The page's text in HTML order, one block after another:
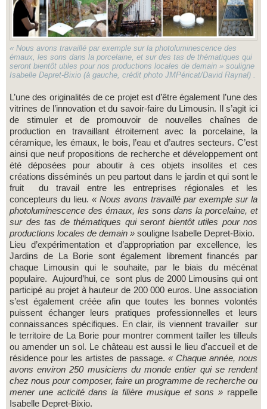
« Nous avons travaillé par exemple sur la photoluminescence des
émaux, les sons dans la porcelaine, et sur des tas de thématiques qui
seront bientôt utiles pour nos productions locales de demain » souligne
Isabelle Depret-Bixio (à gauche, crédit photo JMPéricat/David Raynal) .
L’une des originalités de ce projet est d’être également l’une des
vitrines de l’innovation et du savoir-faire du Limousin. Il s’agit ici
de stimuler et de promouvoir de nouvelles chaînes de
production en travaillant étroitement avec la porcelaine, la
céramique, les émaux, le bois, l’eau et d’autres secteurs. C’est
ainsi que neuf propositions de recherche et développement ont
été déposées pour aboutir à ces objets insolites et ces
créations disséminés un peu partout dans le jardin et qui sont le
fruit du travail entre les entreprises régionales et les
concepteurs du lieu.« Nous avons travaillé par exemple sur la
photoluminescence des émaux, les sons dans la porcelaine, et
sur des tas de thématiques qui seront bientôt utiles pour nos
productions locales de demain » souligne Isabelle Depret-Bixio.
Lieu d’expérimentation et d’appropriation par excellence, les
Jardins de La Borie sont également librement financés par
chaque Limousin qui le souhaite, par le biais du mécénat
populaire. Aujourd’hui, ce sont plus de 2000 Limousins qui ont
participé au projet à hauteur de 200 000 euros. Une association
s’est également créée afin que toutes les bonnes volontés
puissent échanger leurs pratiques professionnelles et leurs
connaissances spécifiques. En clair, ils viennent travailler sur
le territoire de La Borie pour montrer comment tailler les tilleuls
ou amender un sol. Le château est aussi le lieu d'accueil et de
résidence pour les artistes de passage. « Chaque année, nous
avons environ 250 musiciens du monde entier qui se rendent
chez nous pour composer, faire un programme de recherche ou
mener une acticité dans la filière musique et sons » rappelle
Isabelle Depret-Bixio.